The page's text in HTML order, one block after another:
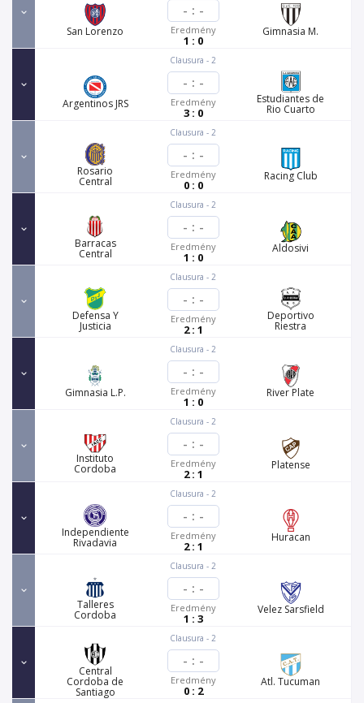
San Lorenzo
- : -
Eredmény
1 : 0
Gimnasia M.
Clausura - 2
Argentinos JRS
- : -
Eredmény
3 : 0
Estudiantes de
Rio Cuarto
Clausura - 2
Rosario
Central
- : -
Eredmény
0 : 0
Racing Club
Clausura - 2
Barracas
Central
- : -
Eredmény
1 : 0
Aldosivi
Clausura - 2
Defensa Y
Justicia
- : -
Eredmény
2 : 1
Deportivo
Riestra
Clausura - 2
Gimnasia L.P.
- : -
Eredmény
1 : 0
River Plate
Clausura - 2
Instituto
Cordoba
- : -
Eredmény
2 : 1
Platense
Clausura - 2
Independiente
Rivadavia
- : -
Eredmény
2 : 1
Huracan
Clausura - 2
Talleres
Cordoba
- : -
Eredmény
1 : 3
Velez Sarsfield
Clausura - 2
Central
Cordoba de
Santiago
- : -
Eredmény
0 : 2
Atl. Tucuman